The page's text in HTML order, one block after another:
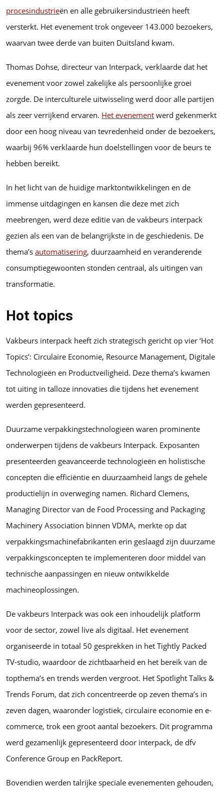
procesindustrieën en alle gebruikersindustrieën heeft
versterkt. Het evenement trok ongeveer 143.000 bezoekers,
waarvan twee derde van buiten Duitsland kwam.
Thomas Dohse, directeur van Interpack, verklaarde dat het
evenement voor zowel zakelijke als persoonlijke groei
zorgde. De interculturele uitwisseling werd door alle partijen
als zeer verrijkend ervaren. Het evenement werd gekenmerkt
door een hoog niveau van tevredenheid onder de bezoekers,
waarbij 96% verklaarde hun doelstellingen voor de beurs te
hebben bereikt.
In het licht van de huidige marktontwikkelingen en de
immense uitdagingen en kansen die deze met zich
meebrengen, werd deze editie van de vakbeurs interpack
gezien als een van de belangrijkste in de geschiedenis. De
thema’s automatisering, duurzaamheid en veranderende
consumptiegewoonten stonden centraal, als uitingen van
transformatie.
Hot topics
Vakbeurs interpack heeft zich strategisch gericht op vier ‘Hot
Topics’: Circulaire Economie, Resource Management, Digitale
Technologieën en Productveiligheid. Deze thema’s kwamen
tot uiting in talloze innovaties die tijdens het evenement
werden gepresenteerd.
Duurzame verpakkingstechnologieën waren prominente
onderwerpen tijdens de vakbeurs Interpack. Exposanten
presenteerden geavanceerde technologieën en holistische
concepten die efficiëntie en duurzaamheid langs de gehele
productielijn in overweging namen. Richard Clemens,
Managing Director van de Food Processing and Packaging
Machinery Association binnen VDMA, merkte op dat
verpakkingsmachinefabrikanten erin geslaagd zijn duurzame
verpakkingsconcepten te implementeren door middel van
technische aanpassingen en nieuw ontwikkelde
machineoplossingen.
De vakbeurs Interpack was ook een inhoudelijk platform
voor de sector, zowel live als digitaal. Het evenement
organiseerde in totaal 50 gesprekken in het Tightly Packed
TV-studio, waardoor de zichtbaarheid en het bereik van de
topthema’s en trends werden vergroot. Het Spotlight Talks &
Trends Forum, dat zich concentreerde op zeven thema’s in
zeven dagen, waaronder logistiek, circulaire economie en e-
commerce, trok een groot aantal bezoekers. Dit programma
werd gezamenlijk gepresenteerd door interpack, de dfv
Conference Group en PackReport.
Bovendien werden talrijke speciale evenementen gehouden,